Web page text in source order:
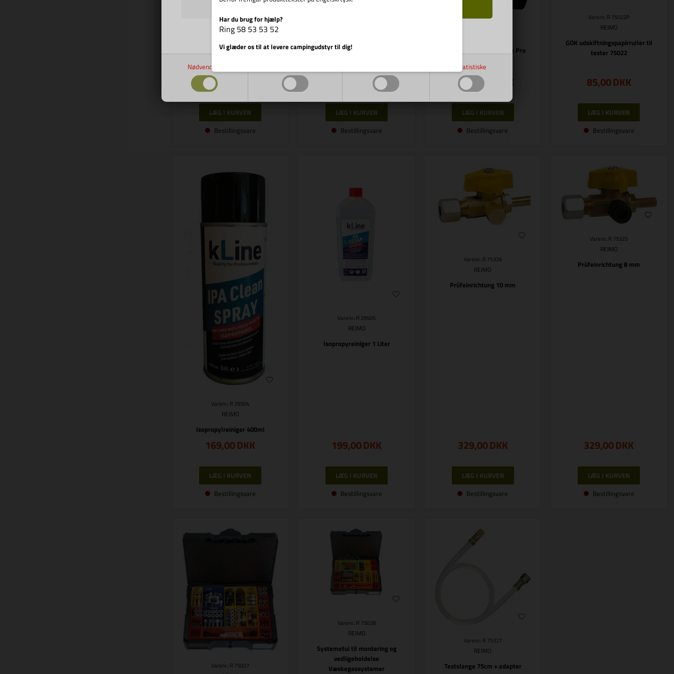
Nødvendige Statistiske
Varenr.: R 75043
REIMO
GOK Prüfkof.Leak Ch.ProBT
12.989,00
Bestillingsvare
REIMO
DKK
Bestillingsvare
GOK Tester Lækage Check Pro
13.179,00 DKK
Bestillingsvare
Varenr.: R 75022P
REIMO
GOK udskiftningspapirruller til
tester 75022
85,00DKK
Bestillingsvare
Varenr.: R 29504
REIMO
Isopropylreiniger 400ml
169,00DKK
Bestillingsvare
Varenr.: R 29505
REIMO
Isopropyreiniger 1 Liter
199,00DKK
Bestillingsvare
Varenr.: R 75326
REIMO
Prüfeinrichtung 10 mm
329,00DKK
Bestillingsvare
Varenr.: R 75325
REIMO
Prüfeinrichtung 8 mm
329,00DKK
Bestillingsvare
Varenr.: R 75027
Varenr.: R 75028
REIMO
Systemetui til montering og
vedligeholdelse
Væskegassystemer
Varenr.: R 75327
REIMO
Testslange 75cm + adapter
Har du brug for hjælp?
Ring 58 53 53 52
Vi glæder os til at levere campingudstyr til dig!